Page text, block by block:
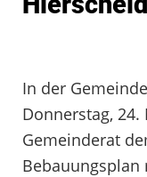
In der
Donnerstag, 24.
Gemeinderat